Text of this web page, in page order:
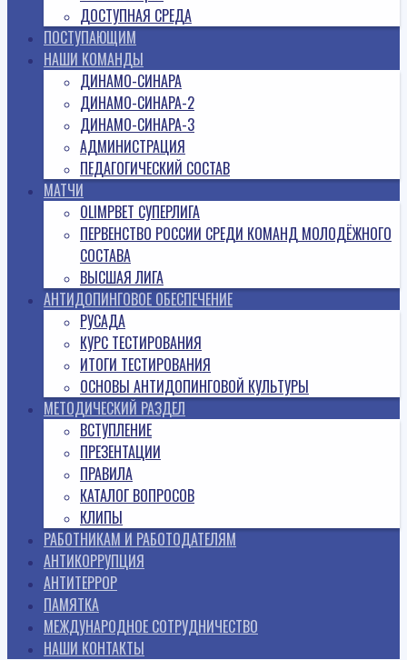
ДОСТУПНАЯ СРЕДА
ПОСТУПАЮЩИМ
НАШИ КОМАНДЫ
ДИНАМО-СИНАРА
ДИНАМО-СИНАРА-2
ДИНАМО-СИНАРА-3
АДМИНИСТРАЦИЯ
ПЕДАГОГИЧЕСКИЙ СОСТАВ
МАТЧИ
OLIMPBET СУПЕРЛИГА
ПЕРВЕНСТВО РОССИИ СРЕДИ КОМАНД МОЛОДЁЖНОГО
СОСТАВА
ВЫСШАЯ ЛИГА
АНТИДОПИНГОВОЕ ОБЕСПЕЧЕНИЕ
РУСАДА
КУРС ТЕСТИРОВАНИЯ
ИТОГИ ТЕСТИРОВАНИЯ
ОСНОВЫ АНТИДОПИНГОВОЙ КУЛЬТУРЫ
МЕТОДИЧЕСКИЙ РАЗДЕЛ
ВСТУПЛЕНИЕ
ПРЕЗЕНТАЦИИ
ПРАВИЛА
КАТАЛОГ ВОПРОСОВ
КЛИПЫ
РАБОТНИКАМ И РАБОТОДАТЕЛЯМ
АНТИКОРРУПЦИЯ
АНТИТЕРРОР
ПАМЯТКА
МЕЖДУНАРОДНОЕ СОТРУДНИЧЕСТВО
НАШИ КОНТАКТЫ